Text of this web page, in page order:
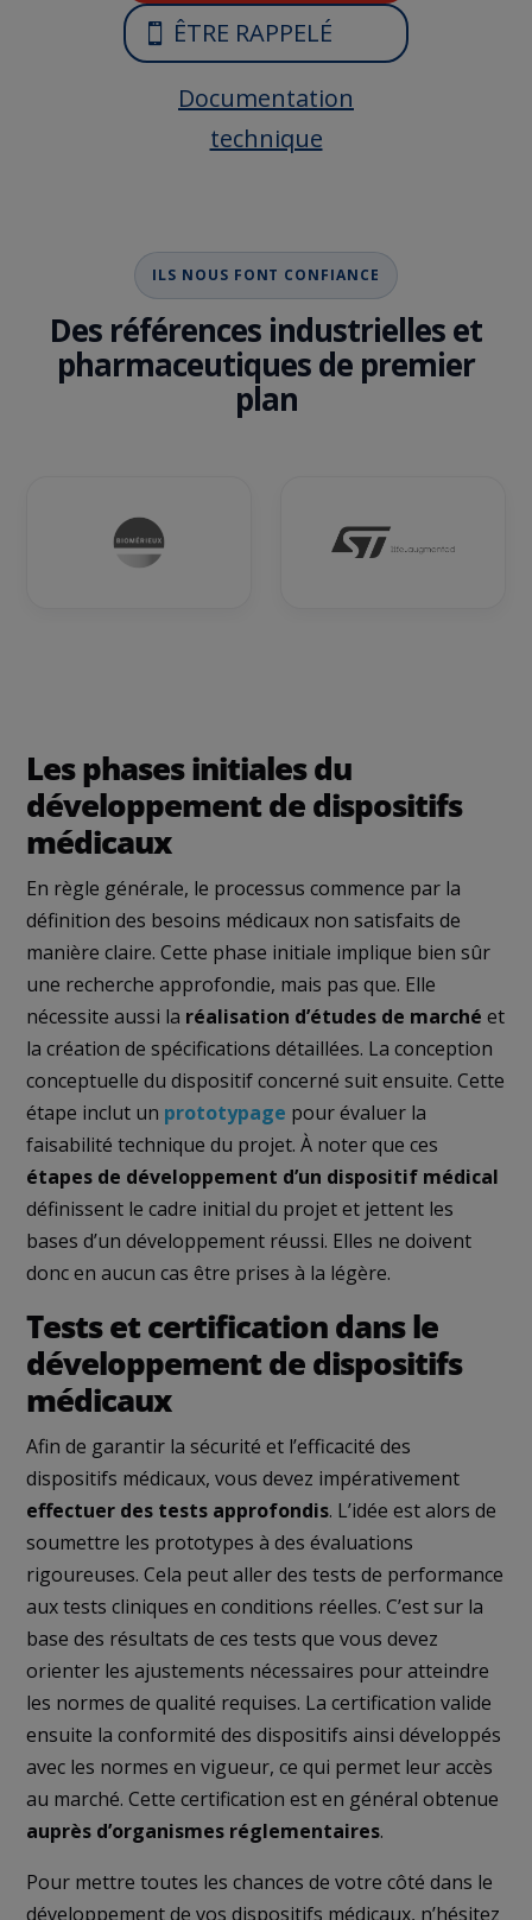
ÊTRE RAPPELÉ
Documentation
technique
ILS NOUS FONT CONFIANCE
Des références industrielles et
pharmaceutiques de premier
plan
Les phases initiales du
développement de dispositifs
médicaux
En règle générale, le processus commence par la
définition des besoins médicaux non satisfaits de
manière claire. Cette phase initiale implique bien sûr
une recherche approfondie, mais pas que. Elle
nécessite aussi la réalisation d’études de marché et
la création de spécifications détaillées. La conception
conceptuelle du dispositif concerné suit ensuite. Cette
étape inclut un prototypage pour évaluer la
faisabilité technique du projet. À noter que ces
étapes de développement d’un dispositif médical
définissent le cadre initial du projet et jettent les
bases d’un développement réussi. Elles ne doivent
donc en aucun cas être prises à la légère.
Tests et certification dans le
développement de dispositifs
médicaux
Afin de garantir la sécurité et l’efficacité des
dispositifs médicaux, vous devez impérativement
effectuer des tests approfondis. L’idée est alors de
soumettre les prototypes à des évaluations
rigoureuses. Cela peut aller des tests de performance
aux tests cliniques en conditions réelles. C’est sur la
base des résultats de ces tests que vous devez
orienter les ajustements nécessaires pour atteindre
les normes de qualité requises. La certification valide
ensuite la conformité des dispositifs ainsi développés
avec les normes en vigueur, ce qui permet leur accès
au marché. Cette certification est en général obtenue
auprès d’organismes réglementaires.
Pour mettre toutes les chances de votre côté dans le
développement de vos dispositifs médicaux, n’hésitez